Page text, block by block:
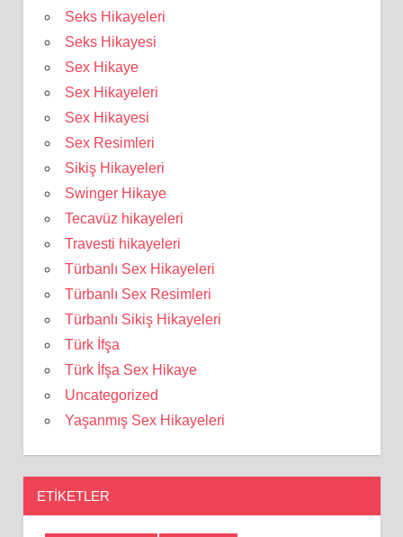
Seks Hikayeleri
Seks Hikayesi
Sex Hikaye
Sex Hikayeleri
Sex Hikayesi
Sex Resimleri
Sikiş Hikayeleri
Swinger Hikaye
Tecavüz hikayeleri
Travesti hikayeleri
Türbanlı Sex Hikayeleri
Türbanlı Sex Resimleri
Türbanlı Sikiş Hikayeleri
Türk İfşa
Türk İfşa Sex Hikaye
Uncategorized
Yaşanmış Sex Hikayeleri
ETIKETLER